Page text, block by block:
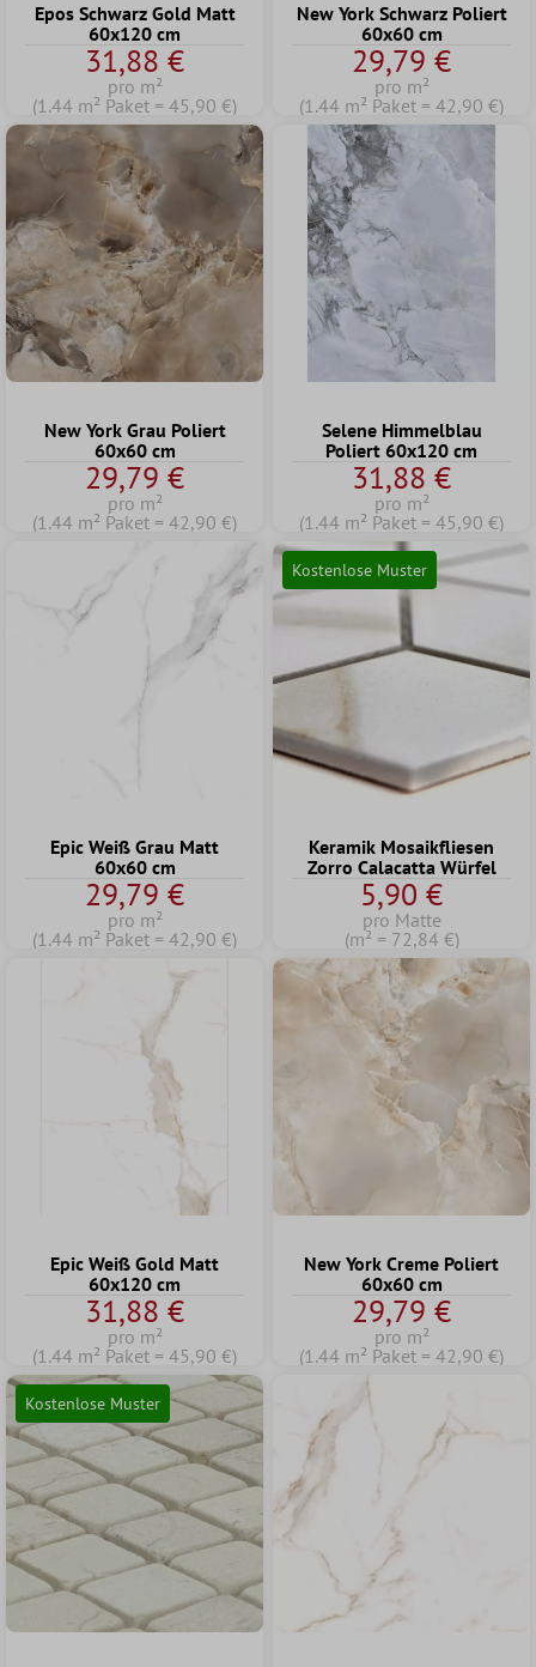
Epos Schwarz Gold Matt
60x120 cm
31,88 €
pro m²
(1.44 m² Paket = 45,90 €)
New York Schwarz Poliert
60x60 cm
29,79 €
pro m²
(1.44 m² Paket = 42,90 €)
New York Grau Poliert
60x60 cm
29,79 €
pro m²
(1.44 m² Paket = 42,90 €)
Selene Himmelblau
Poliert 60x120 cm
31,88 €
pro m²
(1.44 m² Paket = 45,90 €)
Epic Weiß Grau Matt
60x60 cm
29,79 €
pro m²
(1.44 m² Paket = 42,90 €)
Kostenlose Muster
Keramik Mosaikfliesen
Zorro Calacatta Würfel
5,90 €
pro Matte
(m² = 72,84 €)
Epic Weiß Gold Matt
60x120 cm
31,88 €
pro m²
(1.44 m² Paket = 45,90 €)
New York Creme Poliert
60x60 cm
29,79 €
pro m²
(1.44 m² Paket = 42,90 €)
Kostenlose Muster